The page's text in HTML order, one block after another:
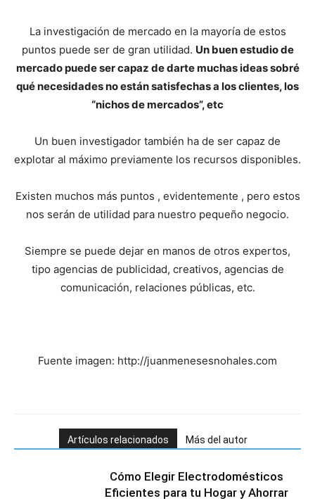
La investigación de mercado en la mayoría de estos
puntos puede ser de gran utilidad. Un buen estudio de
mercado puede ser capaz de darte muchas ideas sobré
qué necesidades no están satisfechas a los clientes, los
“nichos de mercados”, etc
Un buen investigador también ha de ser capaz de
explotar al máximo previamente los recursos disponibles.
Existen muchos más puntos , evidentemente , pero estos
nos serán de utilidad para nuestro pequeño negocio.
Siempre se puede dejar en manos de otros expertos,
tipo agencias de publicidad, creativos, agencias de
comunicación, relaciones públicas, etc.
Fuente imagen: http://juanmenesesnohales.com
Artículos relacionados Más del autor
Cómo Elegir Electrodomésticos
Eficientes para tu Hogar y Ahorrar